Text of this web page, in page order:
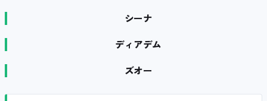
シーナ
ディアデム
ズオー